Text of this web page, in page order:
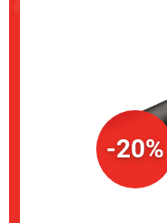
-20%